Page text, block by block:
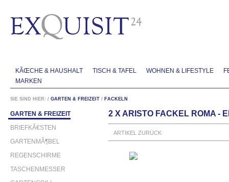
KÃŒCHE & HAUSHALT TISCH & TAFEL WOHNEN & LIFESTYLE
MARKEN
SIE SIND HIER: / GARTEN & FREIZEIT / FACKELN
GARTEN & FREIZEIT
BRIEFKÃ€STEN
GARTENMÃ¶BEL
REGENSCHIRME
TASCHENMESSER
2 X ARISTO FACKEL ROMA -
ARTIKEL ZURÜCK